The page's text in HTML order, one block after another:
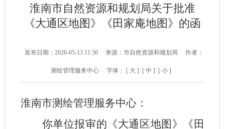
淮南市自然资源和规划局关于批准
《大通区地图》《田家庵地图》的函
发布日期：2026-05-13 11:50 来源：市自然资源和规划局 作者：
测绘管理服务中心 字体： [ 大 ] [ 中 ] [ 小 ]
淮南市测绘管理服务中心 ：
你单位报审的《大通区地图 》
《田